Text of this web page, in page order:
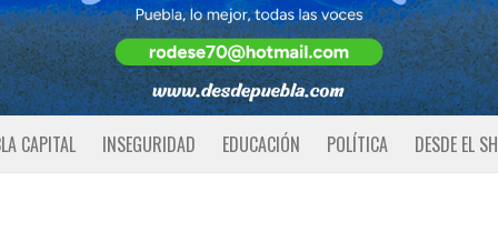
CAPITAL INSEGURIDAD EDUCACIÓN POLÍTICA DESDE EL